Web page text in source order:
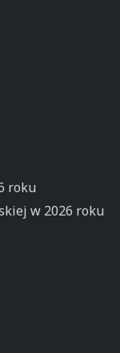
roku
w 2026 roku